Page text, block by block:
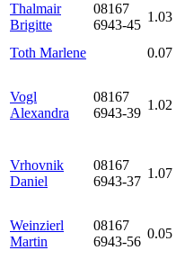
Thalmair
Brigitte
08167
6943-45
1.03
Toth Marlene
0.07
Vogl
Alexandra
08167
6943-39
1.02
Vrhovnik
Daniel
08167
6943-37
1.07
Weinzierl
Martin
08167
6943-56
0.05